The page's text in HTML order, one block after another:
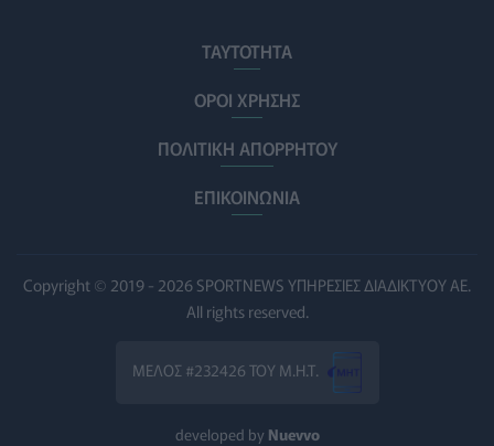
ΛΔ Κονγκό: Πάνω από 4.000 τα επιβεβαιωμένα
07/08/2026 - 10:30
Τεχνητή νοημοσύνη σχεδίασε για πρώτη φορά
λειτουργικούς ιούς - Oι προοπτικές και οι κίνδυνοι
Αποστολή e-mail από το Υπουργείο Υγείας για ασφαλή
κολύμβηση
07/08/2026 - 09:00
Πέντε συμβουλές για καυτό αλλά και ασφαλές σεξ το
06/08/2026 - 22:01
ΤΑΥΤΟΤΗΤΑ
ΟΡΟΙ ΧΡΗΣΗΣ
ΠΟΛΙΤΙΚΗ ΑΠΟΡΡΗΤΟΥ
ΕΠΙΚΟΙΝΩΝΙΑ
Copyright © 2019 - 2026 SPORTNEWS ΥΠΗΡΕΣΙΕΣ ΔΙΑΔΙΚΤΥΟΥ ΑΕ.
All rights reserved.
ΜΕΛΟΣ #232426 ΤΟΥ Μ.Η.Τ.
developed by Nuevvo